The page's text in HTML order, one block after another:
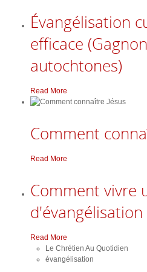
Évangélisation
efficace
autochtones)
Read More
Comment
Read More
Comment vivre
Read More
Le Chrétien Au Quotidien
évangélisation